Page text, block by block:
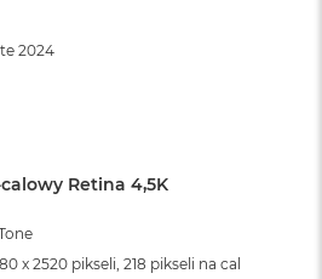
2024
Retina 4,5K
x 2520 pikseli, 218 pikseli na cal